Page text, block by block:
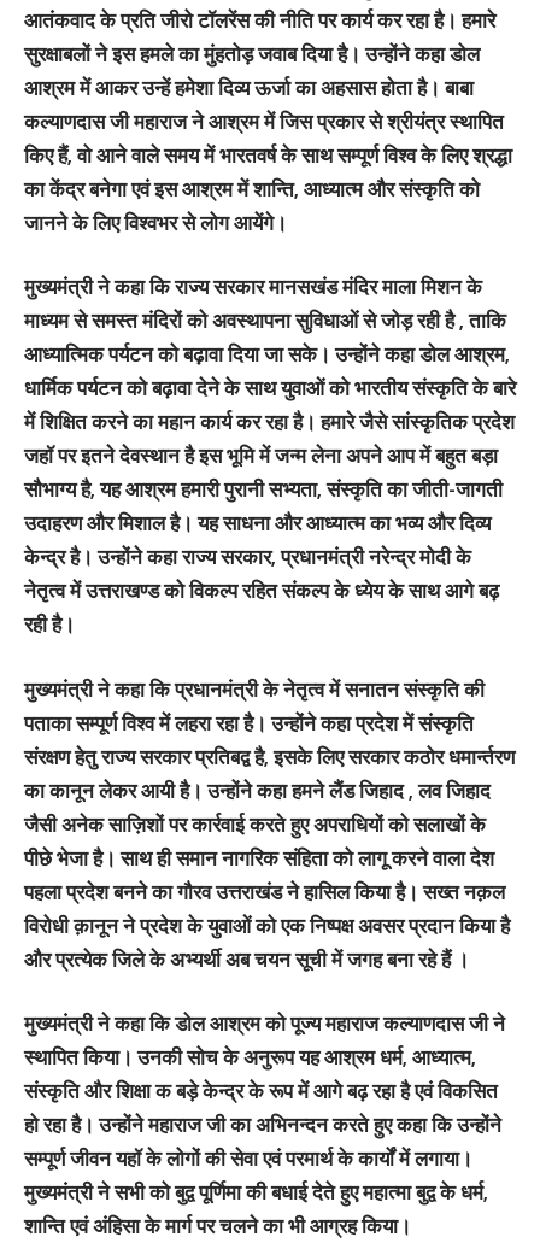
आतंकवाद के प्रति जीरो टॉलरेंस की नीति पर कार्य कर रहा है। हमारे
सुरक्षाबलों ने इस हमले का मुंहतोड़ जवाब दिया है। उन्होंने कहा डोल
आश्रम में आकर उन्हें हमेशा दिव्य ऊर्जा का अहसास होता है। बाबा
कल्याणदास जी महाराज ने आश्रम में जिस प्रकार से श्रीयंत्र स्थापित
किए हैं, वो आने वाले समय में भारतवर्ष के साथ सम्पूर्ण विश्व के लिए श्रद्धा
का केंद्र बनेगा एवं इस आश्रम में शान्ति, आध्यात्म और संस्कृति को
जानने के लिए विश्वभर से लोग आयेंगे।
मुख्यमंत्री ने कहा कि राज्य सरकार मानसखंड मंदिर माला मिशन के
माध्यम से समस्त मंदिरों को अवस्थापना सुविधाओं से जोड़ रही है , ताकि
आध्यात्मिक पर्यटन को बढ़ावा दिया जा सके। उन्होंने कहा डोल आश्रम,
धार्मिक पर्यटन को बढ़ावा देने के साथ युवाओं को भारतीय संस्कृति के बारे
में शिक्षित करने का महान कार्य कर रहा है। हमारे जैसे सांस्कृतिक प्रदेश
जहॉ पर इतने देवस्थान है इस भूमि में जन्म लेना अपने आप में बहुत बड़ा
सौभाग्य है, यह आश्रम हमारी पुरानी सभ्यता, संस्कृति का जीती-जागती
उदाहरण और मिशाल है। यह साधना और आध्यात्म का भव्य और दिव्य
केन्द्र है। उन्होंने कहा राज्य सरकार, प्रधानमंत्री नरेन्द्र मोदी के
नेतृत्व में उत्तराखण्ड को विकल्प रहित संकल्प के ध्येय के साथ आगे बढ़
रही है।
मुख्यमंत्री ने कहा कि प्रधानमंत्री के नेतृत्व में सनातन संस्कृति की
पताका सम्पूर्ण विश्व में लहरा रहा है। उन्होंने कहा प्रदेश में संस्कृति
संरक्षण हेतु राज्य सरकार प्रतिबद्व है, इसके लिए सरकार कठोर धमार्न्तरण
का कानून लेकर आयी है। उन्होंने कहा हमने लैंड जिहाद , लव जिहाद
जैसी अनेक साज़िशों पर कार्रवाई करते हुए अपराधियों को सलाखों के
पीछे भेजा है। साथ ही समान नागरिक संहिता को लागू करने वाला देश
पहला प्रदेश बनने का गौरव उत्तराखंड ने हासिल किया है। सख्त नक़ल
विरोधी क़ानून ने प्रदेश के युवाओं को एक निष्पक्ष अवसर प्रदान किया है
और प्रत्येक जिले के अभ्यर्थी अब चयन सूची में जगह बना रहे हैं ।
मुख्यमंत्री ने कहा कि डोल आश्रम को पूज्य महाराज कल्याणदास जी ने
स्थापित किया। उनकी सोच के अनुरूप यह आश्रम धर्म, आध्यात्म,
संस्कृति और शिक्षा क बड़े केन्द्र के रूप में आगे बढ़ रहा है एवं विकसित
हो रहा है। उन्होंने महाराज जी का अभिनन्दन करते हुए कहा कि उन्होंने
सम्पूर्ण जीवन यहॉ के लोगों की सेवा एवं परमार्थ के कार्यों में लगाया।
मुख्यमंत्री ने सभी को बुद्व पूर्णिमा की बधाई देते हुए महात्मा बुद्व के धर्म,
शान्ति एवं अंहिसा के मार्ग पर चलने का भी आग्रह किया।